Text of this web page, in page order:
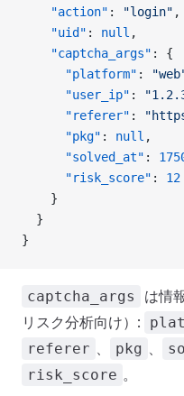
    "action"
: "login" ,
    "uid"
: null ,
    "captcha_args"
: {
      "platform"
:
      "user_ip"
:
      "referer"
:
      "pkg"
: null ,
      "solved_at"
:
      "risk_score"
: 12
    }
  }
}
captcha_args
は情
リスク分析向け）:
referer 、 pkg 、
risk_score 。